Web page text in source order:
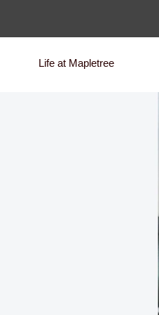
Life at Mapletree